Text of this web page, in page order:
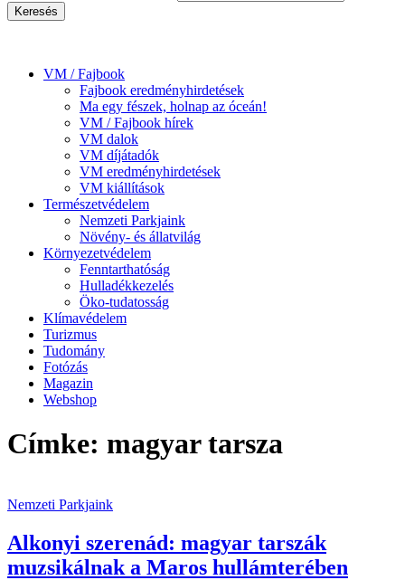
VM / Fajbook
Fajbook eredményhirdetések
Ma egy fészek, holnap az óceán!
VM / Fajbook hírek
VM dalok
VM díjátadók
VM eredményhirdetések
VM kiállítások
Természetvédelem
Nemzeti Parkjaink
Növény- és állatvilág
Környezetvédelem
Fenntarthatóság
Hulladékkezelés
Öko-tudatosság
Klímavédelem
Turizmus
Tudomány
Fotózás
Magazin
Webshop
Címke: magyar tarsza
Nemzeti Parkjaink
Alkonyi szerenád: magyar tarszák
muzsikálnak a Maros hullámterében